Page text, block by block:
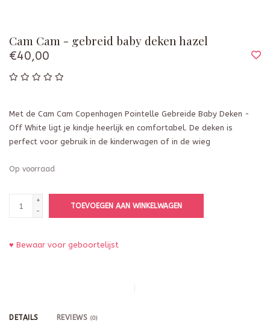
Cam Cam - gebreid baby deken hazel
€40,00
Met de Cam Cam Copenhagen Pointelle Gebreide Baby Deken -
Off White ligt je kindje heerlijk en comfortabel. De deken is
perfect voor gebruik in de kinderwagen of in de wieg
Op voorraad
+
-
TOEVOEGEN AAN WINKELWAGEN
♥ Bewaar voor geboortelijst
DETAILS REVIEWS (0)